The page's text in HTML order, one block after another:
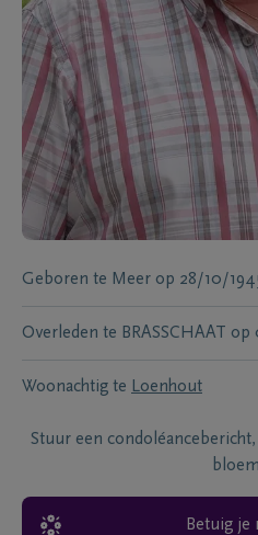
Geboren te Meer op 28/10/
Overleden te BRASSCHAAT op
Woonachtig te Loenhout
Stuur een
Betuig je